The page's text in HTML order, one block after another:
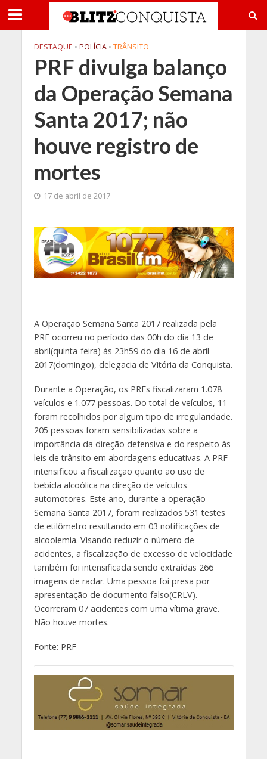
DESTAQUE • POLÍCIA • TRÂNSITO
PRF divulga balanço
da Operação Semana
Santa 2017; não
houve registro de
mortes
17 de abril de 2017
A Operação Semana Santa 2017 realizada pela
PRF ocorreu no período das 00h do dia 13 de
abril(quinta-feira) às 23h59 do dia 16 de abril
2017(domingo), delegacia de Vitória da Conquista.
Durante a Operação, os PRFs fiscalizaram 1.078
veículos e 1.077 pessoas. Do total de veículos, 11
foram recolhidos por algum tipo de irregularidade.
205 pessoas foram sensibilizadas sobre a
importância da direção defensiva e do respeito às
leis de trânsito em abordagens educativas. A PRF
intensificou a fiscalização quanto ao uso de
bebida alcoólica na direção de veículos
automotores. Este ano, durante a operação
Semana Santa 2017, foram realizados 531 testes
de etilômetro resultando em 03 notificações de
alcoolemia. Visando reduzir o número de
acidentes, a fiscalização de excesso de velocidade
também foi intensificada sendo extraídas 266
imagens de radar. Uma pessoa foi presa por
apresentação de documento falso(CRLV).
Ocorreram 07 acidentes com uma vítima grave.
Não houve mortes.
Fonte: PRF